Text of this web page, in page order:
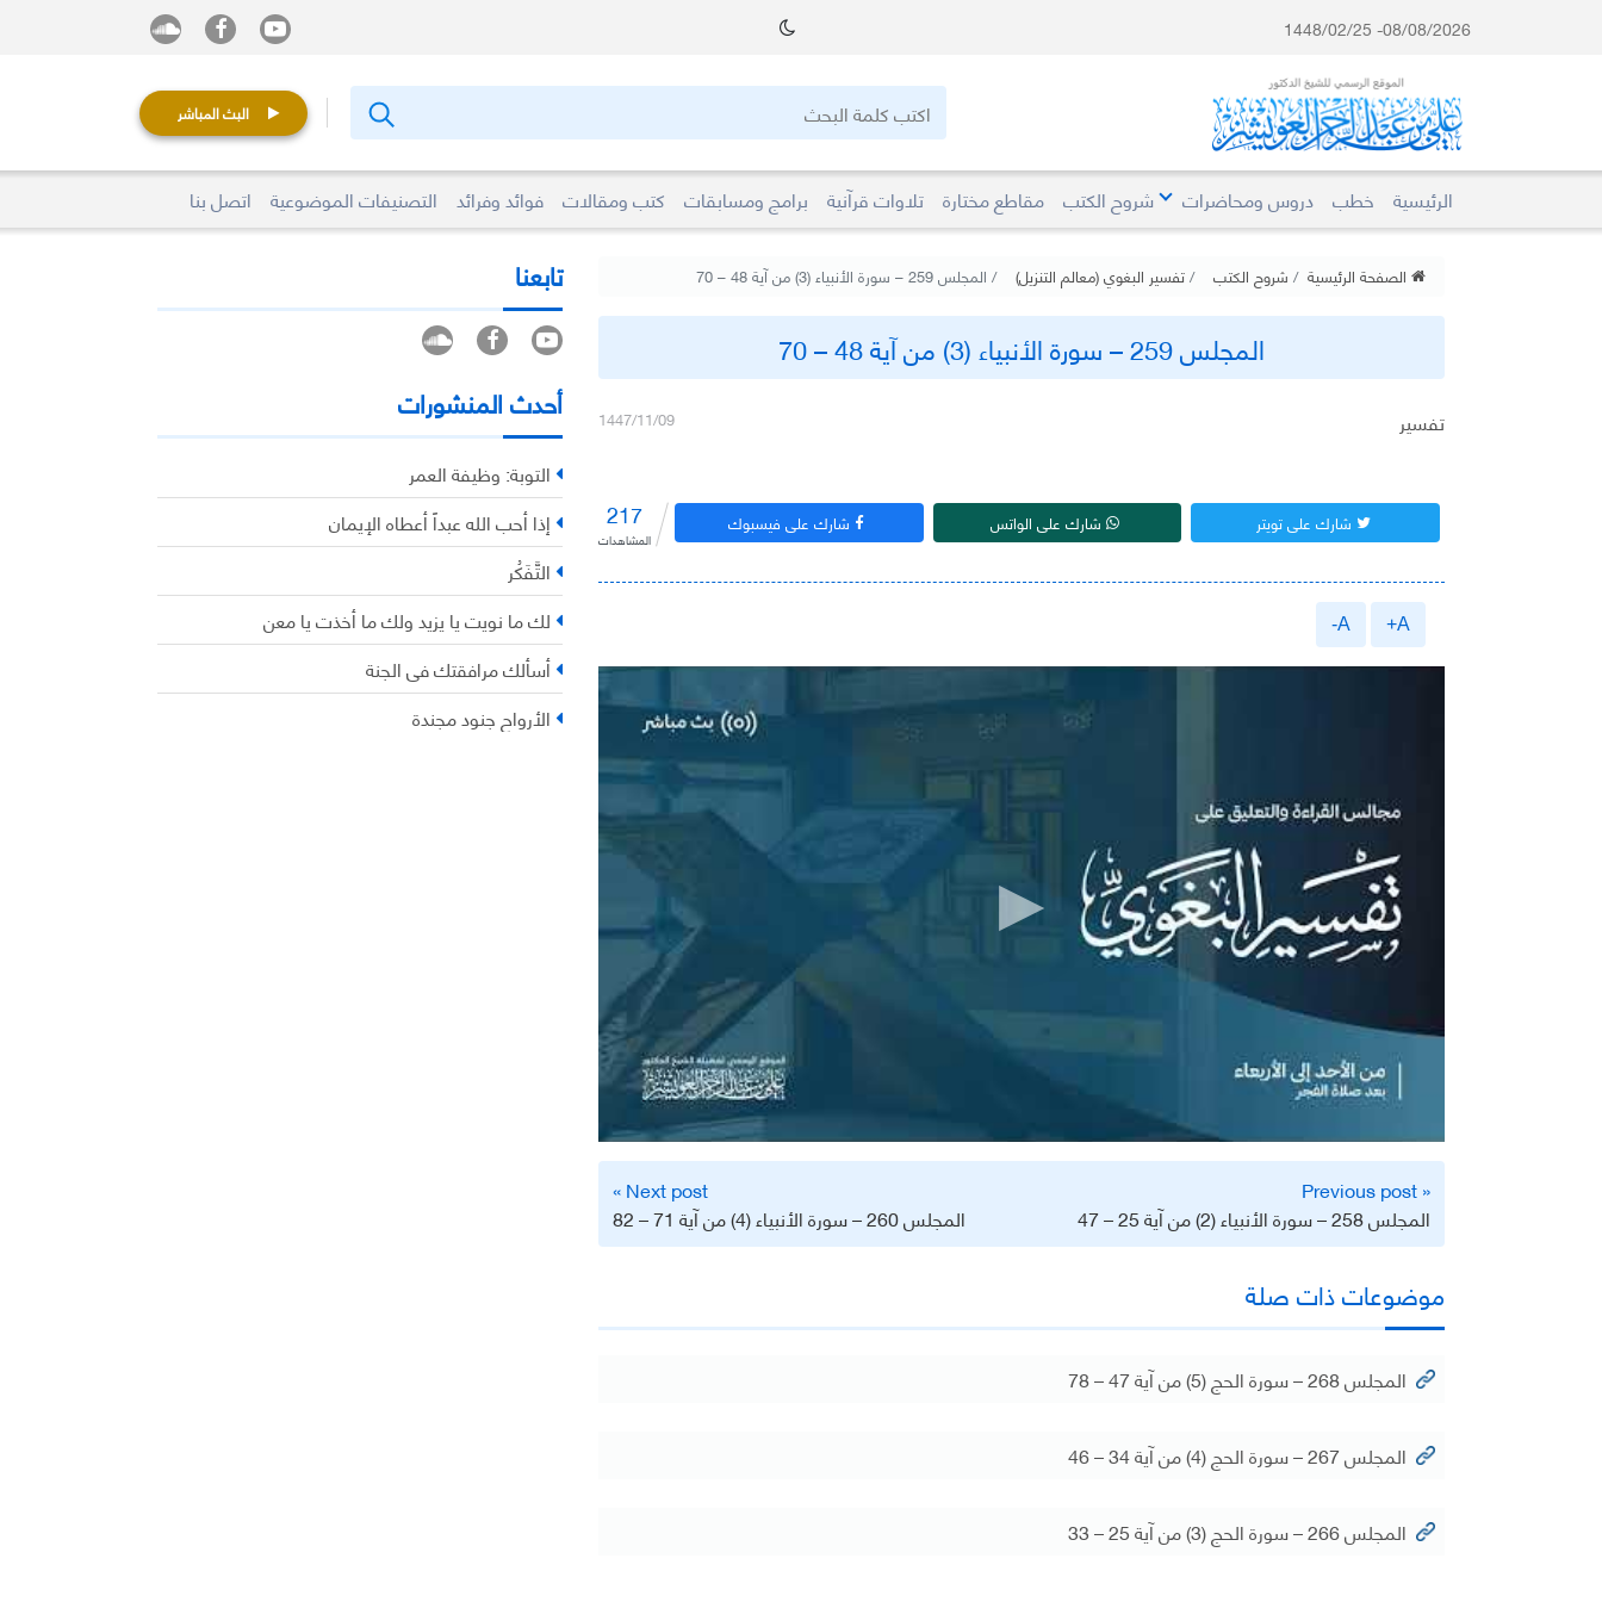
08/08/2026- 1448/02/25
البث المباشر
الرئيسية خطب دروس ومحاضرات شروح الكتب مقاطع مختارة تلاوات قرآنية برامج ومسابقات كتب ومقالات فوائد وفرائد التصنيفات الموضوعية اتصل بنا
الصفحة الرئيسية شروح الكتب تفسير البغوي (معالم التنزيل) المجلس 259 – سورة الأنبياء (3) من آية 48 – 70
المجلس 259 – سورة الأنبياء (3) من آية 48 – 70
1447/11/09 تفسير
شارك على تويتر شارك على الواتس شارك على فيسبوك 217
المشاهدات
A+
A-
تصفّح
المقالات
« Previous post
المجلس 258 – سورة الأنبياء (2) من آية 25 – 47
Next post »
المجلس 260 – سورة الأنبياء (4) من آية 71 – 82
موضوعات ذات صلة
المجلس 268 – سورة الحج (5) من آية 47 – 78
المجلس 267 – سورة الحج (4) من آية 34 – 46
المجلس 266 – سورة الحج (3) من آية 25 – 33
تابعنا
أحدث المنشورات
التوبة: وظيفة العمر
إذا أحب الله عبداً أعطاه الإيمان
التَّفَكُر
لك ما نويت يا يزيد ولك ما أخذت يا معن
أسألك مرافقتك في الجنة
الأرواح جنود مجندة